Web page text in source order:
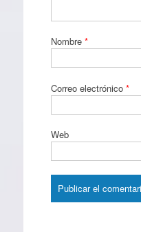
Nombre *
Correo electrónico *
Web